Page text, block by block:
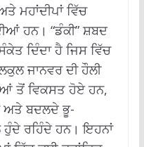
ਮਹਾਂਦੀਪਾਂ ਵਿੱਚ
ਹਨ। “ਡੰਕੀ” ਸ਼ਬਦ
ਦਿੰਦਾ ਹੈ ਜਿਸ ਵਿੱਚ
ਜਾਨਵਰ ਦੀ ਹੌਲੀ
ਤੋਂ ਵਿਕਸਤ ਹੋਏ ਹਨ,
ਅਤੇ ਬਦਲਦੇ ਭੂ-
ਹੁੰਦੇ ਰਹਿੰਦੇ ਹਨ। ਇਹਨਾਂ